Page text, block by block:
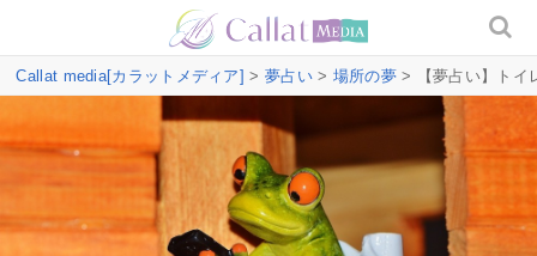
Callat media[カラットメディア] > 夢占い> 場所の夢> 【夢占い】トイ